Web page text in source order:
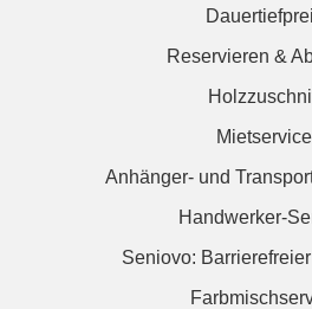
Reservieren &
Mietservice
Anhänger- und
Handwerker-
Seniovo: